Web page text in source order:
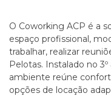
O Coworking ACP é a
espaço profissional,
trabalhar, realizar
Pelotas. Instalado no
ambiente reúne
opções de locação